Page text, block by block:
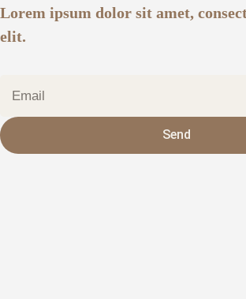
Lorem ipsum dolor sit amet,
elit.
Send